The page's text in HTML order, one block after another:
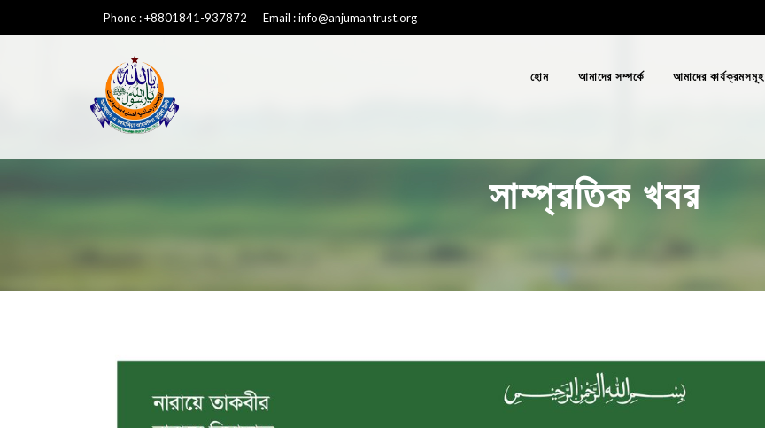
Phone : +8801841-937872 Email : info@anjumantrust.org
হোম আমাদের সম্পর্কে আমাদের কার্যক্রমসমূহ
সাম্প্রতিক খবর